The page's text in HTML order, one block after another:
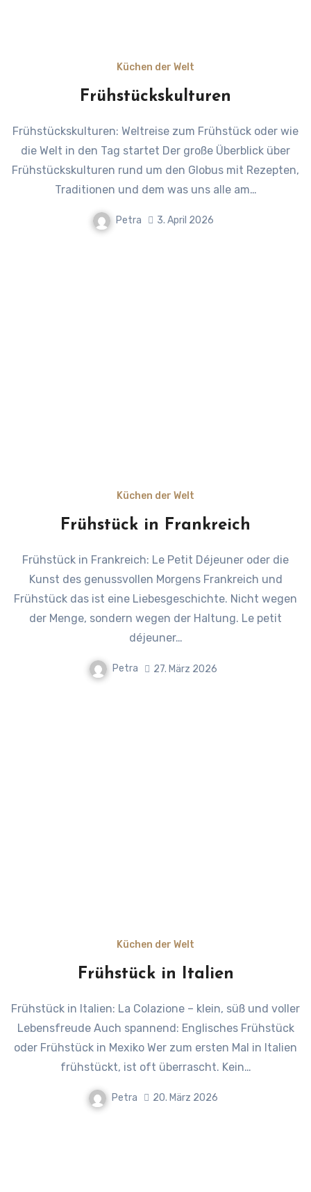
Küchen der Welt
Frühstückskulturen
Frühstückskulturen: Weltreise zum Frühstück oder wie
die Welt in den Tag startet Der große Überblick über
Frühstückskulturen rund um den Globus mit Rezepten,
Traditionen und dem was uns alle am…
Petra 3. April 2026
Küchen der Welt
Frühstück in Frankreich
Frühstück in Frankreich: Le Petit Déjeuner oder die
Kunst des genussvollen Morgens Frankreich und
Frühstück das ist eine Liebesgeschichte. Nicht wegen
der Menge, sondern wegen der Haltung. Le petit
déjeuner…
Petra 27. März 2026
Küchen der Welt
Frühstück in Italien
Frühstück in Italien: La Colazione – klein, süß und voller
Lebensfreude Auch spannend: Englisches Frühstück
oder Frühstück in Mexiko Wer zum ersten Mal in Italien
frühstückt, ist oft überrascht. Kein…
Petra 20. März 2026